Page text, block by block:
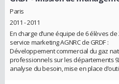
Paris
2011 - 2011
En charge d’une équipe de 6 élèves
service marketing AGNRC de GRDF :
Développement commercial du gaz
professionnels sur les départements
analyse du besoin, mise en place